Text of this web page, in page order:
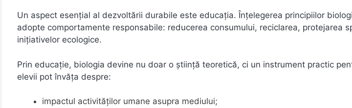
Un aspect esențial al dezvoltării durabile este educația. Înțelegerea principiilor
adopte comportamente responsabile: reducerea consumului, reciclarea, protejarea
inițiativelor ecologice.
Prin educație, biologia devine nu doar o știință teoretică, ci un instrument practic
elevii pot învăța despre:
impactul activităților umane asupra mediului;